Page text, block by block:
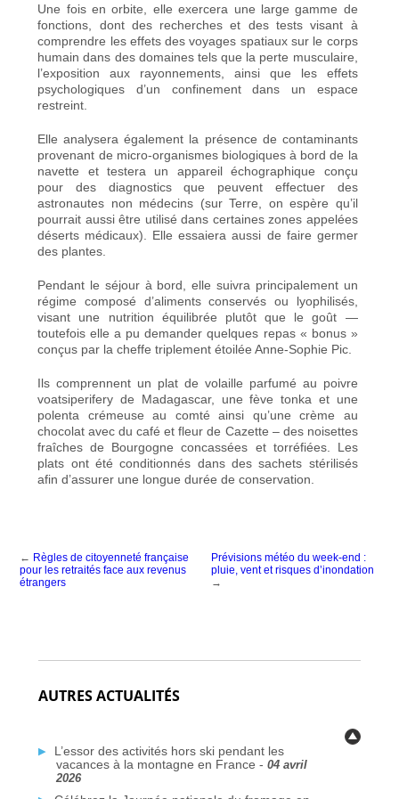
Une fois en orbite, elle exercera une large gamme de
fonctions, dont des recherches et des tests visant à
comprendre les effets des voyages spatiaux sur le corps
humain dans des domaines tels que la perte musculaire,
l’exposition aux rayonnements, ainsi que les effets
psychologiques d’un confinement dans un espace
restreint.
Elle analysera également la présence de contaminants
provenant de micro-organismes biologiques à bord de la
navette et testera un appareil échographique conçu
pour des diagnostics que peuvent effectuer des
astronautes non médecins (sur Terre, on espère qu’il
pourrait aussi être utilisé dans certaines zones appelées
déserts médicaux). Elle essaiera aussi de faire germer
des plantes.
Pendant le séjour à bord, elle suivra principalement un
régime composé d’aliments conservés ou lyophilisés,
visant une nutrition équilibrée plutôt que le goût —
toutefois elle a pu demander quelques repas « bonus »
conçus par la cheffe triplement étoilée Anne-Sophie Pic.
Ils comprennent un plat de volaille parfumé au poivre
voatsiperifery de Madagascar, une fève tonka et une
polenta crémeuse au comté ainsi qu’une crème au
chocolat avec du café et fleur de Cazette – des noisettes
fraîches de Bourgogne concassées et torréfiées. Les
plats ont été conditionnés dans des sachets stérilisés
afin d’assurer une longue durée de conservation.
← Règles de citoyenneté française
pour les retraités face aux revenus
étrangers
Prévisions météo du week-end :
pluie, vent et risques d’inondation
→
AUTRES ACTUALITÉS
L’essor des activités hors ski pendant les
vacances à la montagne en France - 04 avril
2026